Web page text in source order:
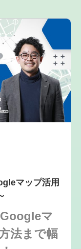
マップ活用
マ
法まで幅